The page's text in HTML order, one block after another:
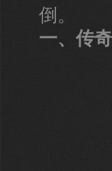
倒。
一、传